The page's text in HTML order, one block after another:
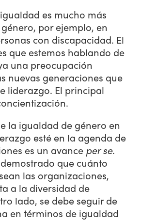
es mucho más
por ejemplo, en
con discapacidad. El
que estemos hablando de
una preocupación
nuevas generaciones que
liderazgo. El principal
la igualdad de género en
esté en la agenda de
es un avance per se.
que cuánto
las organizaciones,
a la diversidad de
lado, se debe seguir de
en términos de igualdad